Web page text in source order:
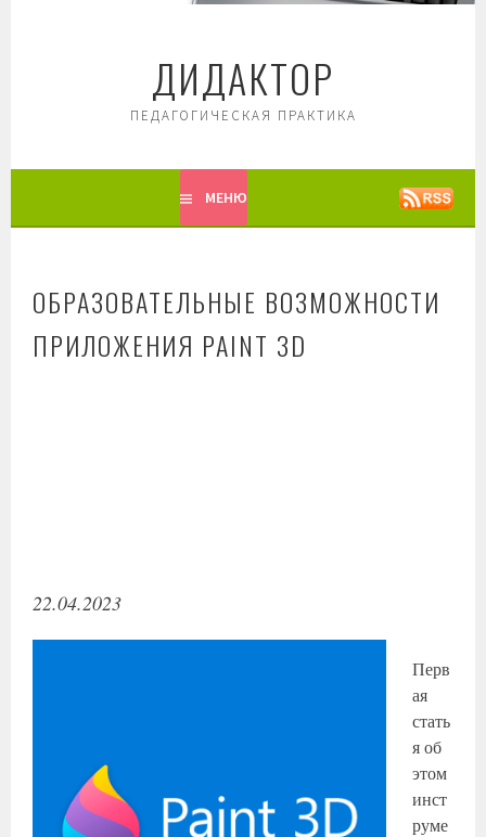
ДИДАКТОР
ПЕДАГОГИЧЕСКАЯ ПРАКТИКА
МЕНЮ
ОБРАЗОВАТЕЛЬНЫЕ ВОЗМОЖНОСТИ
ПРИЛОЖЕНИЯ PAINT 3D
22.04.2023
Перв
ая
стать
я об
этом
инст
руме